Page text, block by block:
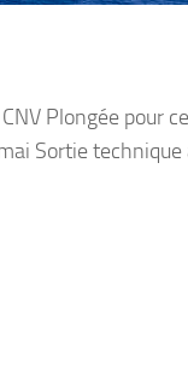
Plongée pour
Sortie